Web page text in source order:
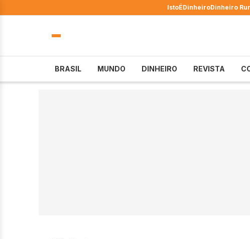
IstoÉDinheiroDinheiro
BRASIL MUNDO DINHEIRO REVISTA